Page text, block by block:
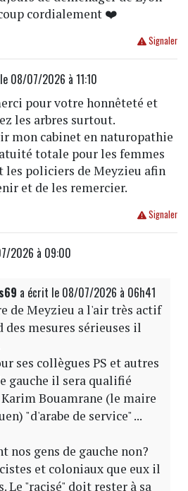
cordialement ❤️
Signaler
08/07/2026 à 11:10
pour votre honnêteté et
les arbres surtout.
mon cabinet en naturopathie
totale pour les femmes
les policiers de Meyzieu afin
et de les remercier.
Signaler
2026 à 09:00
a écrit le 08/07/2026 à 06h41
de Meyzieu a l'air très actif
des mesures sérieuses il
ses collègues PS et autres
gauche il sera qualifié
Bouamrane (le maire
"d'arabe de service" ...
nos gens de gauche non?
et coloniaux que eux il
Le "racisé" doit rester à sa